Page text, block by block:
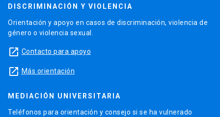
DISCRIMINACIÓN Y VIOLENCIA
Orientación y apoyo en casos de discriminación, violencia de
género o violencia sexual.
launch Contacto para apoyo
launch Más orientación
MEDIACIÓN UNIVERSITARIA
Teléfonos para orientación y consejo si se ha vulnerado